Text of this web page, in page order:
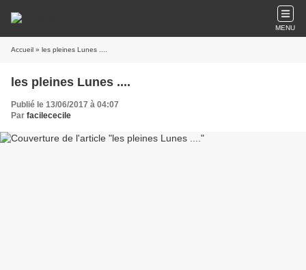
MENU
Accueil » les pleines Lunes ....
les pleines Lunes ....
Publié le 13/06/2017 à 04:07
Par facilececile